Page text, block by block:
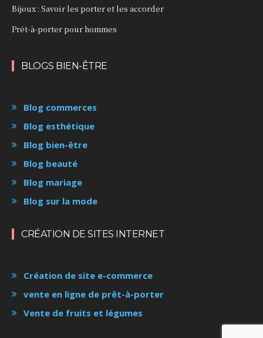
Bijoux : Savoir les porter et les accorder
Prêt-à-porter pour hommes
BLOGS BIEN-ÊTRE
Blog commerces
Blog esthétique
Blog bien-être
Blog beauté
Blog mariage
Blog sur la mode
CRÉATION DE SITES INTERNET
Création de site e-commerce
vente en ligne de prêt-à-porter
Vente de fruits et légumes